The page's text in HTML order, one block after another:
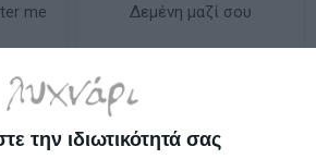
την ιδιωτικότητά σας
me
Δεμένη μαζί σου
17,70€